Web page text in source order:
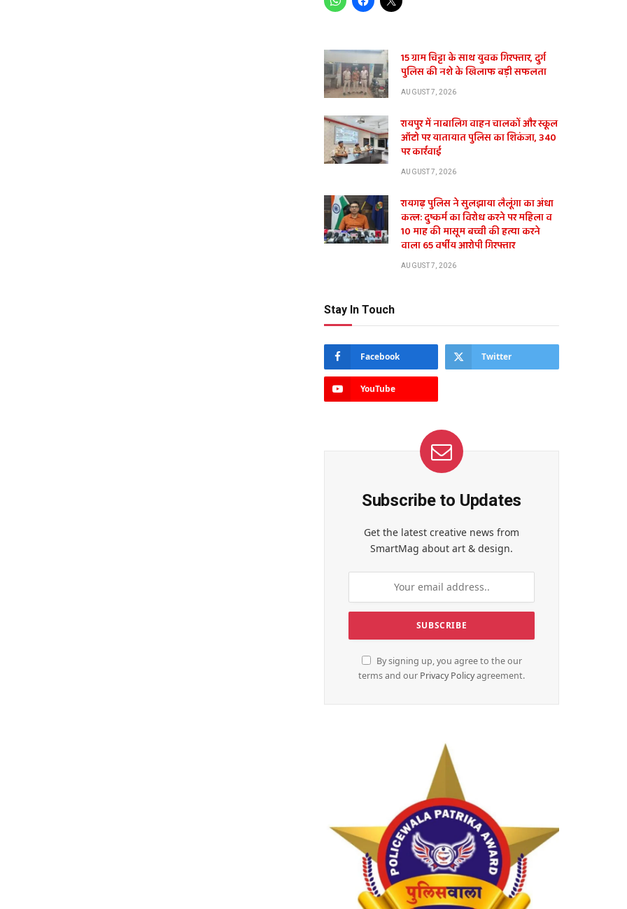
15 ग्राम चिट्टा के साथ युवक गिरफ्तार, दुर्ग
पुलिस की नशे के खिलाफ बड़ी सफलता
AUGUST 7, 2026
रायपुर में नाबालिग वाहन चालकों और स्कूल
ऑटो पर यातायात पुलिस का शिकंजा, 340
पर कार्रवाई
AUGUST 7, 2026
रायगढ़ पुलिस ने सुलझाया लैलूंगा का अंधा
कत्ल: दुष्कर्म का विरोध करने पर महिला व
10 माह की मासूम बच्ची की हत्या करने
वाला 65 वर्षीय आरोपी गिरफ्तार
AUGUST 7, 2026
Stay In Touch
Facebook Twitter
YouTube
Subscribe to Updates
Get the latest creative news from
SmartMag about art & design.
By signing up, you agree to the our
terms and our Privacy Policyagreement.